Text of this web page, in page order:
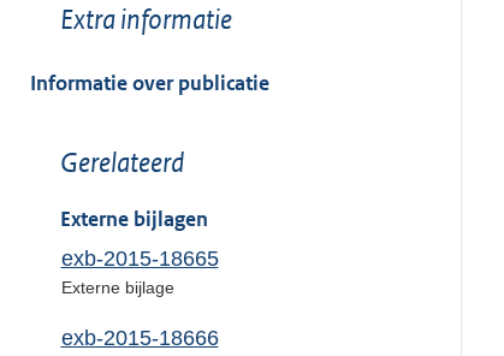
Toon
van:
Extra informatie
Informatie over publicatie
Toon
van:
Gerelateerd
Externe bijlagen
exb-2015-18665
Externe bijlage
exb-2015-18666